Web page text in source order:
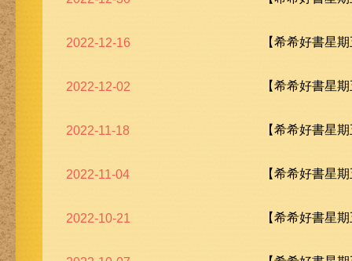
2022-12-16 【希希好書星
2022-12-02 【希希好書星
2022-11-18 【希希好書星
2022-11-04 【希希好書星
2022-10-21 【希希好書星